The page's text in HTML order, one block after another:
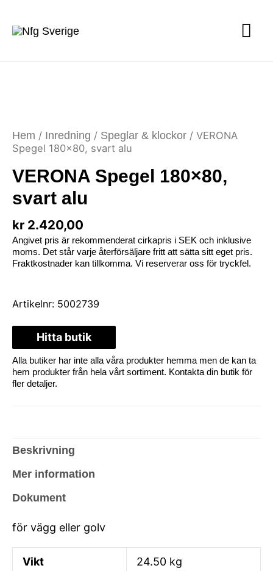
Hem / Inredning / Speglar & klockor / VERONA
Spegel 180×80, svart alu
VERONA Spegel 180×80,
svart alu
kr 2.420,00
Angivet pris är rekommenderat cirkapris i SEK och inklusive
moms. Det står varje återförsäljare fritt att sätta sitt eget pris.
Fraktkostnader kan tillkomma. Vi reserverar oss för tryckfel.
Artikelnr: 5002739
Hitta butik
Alla butiker har inte alla våra produkter hemma men de kan ta
hem produkter från hela vårt sortiment. Kontakta din butik för
fler detaljer.
Beskrivning
Mer information
Dokument
för vägg eller golv
Vikt 24.50 kg